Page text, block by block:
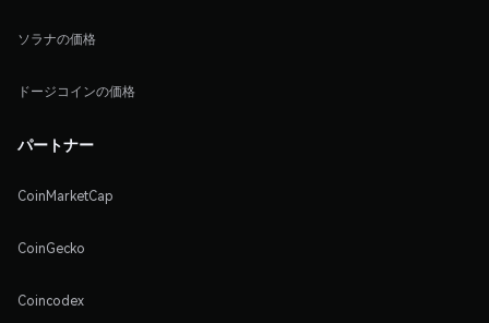
ソラナの価格
ドージコインの価格
パートナー
CoinMarketCap
CoinGecko
Coincodex